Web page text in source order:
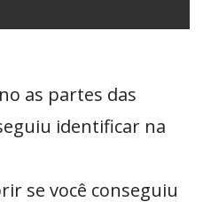
as partes das
identificar na
se você conseguiu